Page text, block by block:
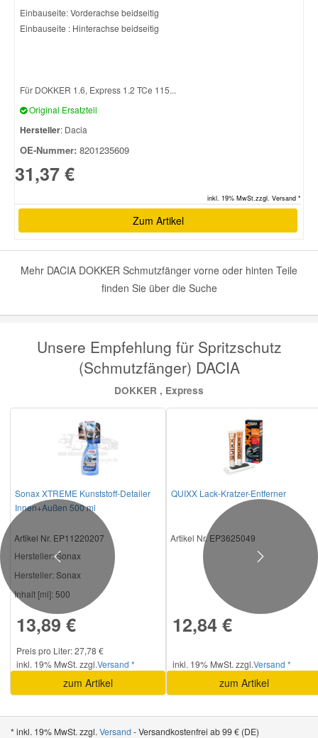
Einbauseite: Vorderachse beidseitig
Einbauseite : Hinterachse beidseitig
Für DOKKER 1.6, Express 1.2 TCe 115...
Original Ersatzteil
Hersteller: Dacia
OE-Nummer: 8201235609
31,37 €
inkl. 19% MwSt.zzgl. Versand *
Zum Artikel
Mehr DACIA DOKKER Schmutzfänger vorne oder hinten Teile
finden Sie über die Suche
Unsere Empfehlung für Spritzschutz
(Schmutzfänger) DACIA
DOKKER , Express
Sonax XTREME Kunststoff-Detailer
Innen+Außen 500 ml
Artikel Nr. EP11220207
Hersteller: Sonax
Hersteller: Sonax
Inhalt [ml]: 500
13,89 €
Preis pro Liter: 27,78 €
inkl. 19% MwSt. zzgl.Versand *
zum Artikel
QUIXX Lack-Kratzer-Entferner
Artikel Nr. EP3625049
12,84 €
inkl. 19% MwSt. zzgl.Versand *
zum Artikel
Previous Next
* inkl. 19% MwSt. zzgl. Versand - Versandkostenfrei ab 99 € (DE)
Porsche Ersatzteile
Skoda Ersatzteile
Suzuki Ersatzteile